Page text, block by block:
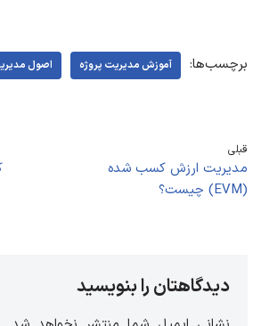
برچسب‌ها: آموزش مدیریت پروژه اصول
قبلی
مدیریت ارزش کسب‌ شده
(EVM) چیست؟
دیدگاهتان را بنویسید